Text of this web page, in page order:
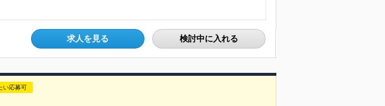
求人を見る 検討中に入れる
い応募可